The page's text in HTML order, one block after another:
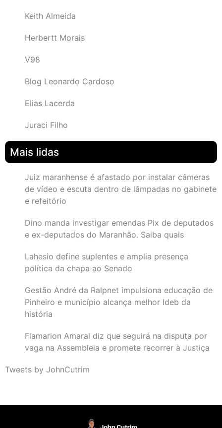
Keith Almeida
Herbertt Morais
V98
Blog Leonardo Cardoso
Elias Lacerda
Juraci Filho
Mais lidas
Juiz maranhense é afastado por instalar câmeras
de vídeo e escuta dentro de lâmpadas no gabinete
e refeitório
Dino manda investigar emendas Pix de deputados
e ex-deputados do Maranhão. Saiba quais
Lahesio define suplentes e amplia presença
política da chapa ao Senado
Gestão André da Ralpnet impulsiona educação de
Pinheiro e município alcança melhor Ideb da
história
Flamarion Amaral diz que seguirá na disputa por
vaga na Assembleia e promete recorrer à Justiça
Tweets by JohnCutrim